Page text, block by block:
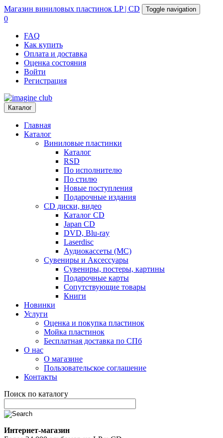
Магазин виниловых пластинок LP | CD Toggle navigation
0
FAQ
Как купить
Оплата и доставка
Оценка состояния
Войти
Регистрация
Каталог
Главная
Каталог
Виниловые пластинки
Каталог
RSD
По исполнителю
По стилю
Новые поступления
Подарочные издания
CD диски, видео
Каталог CD
Japan CD
DVD, Blu-ray
Laserdisc
Аудиокассеты (MC)
Сувениры и Аксессуары
Сувениры, постеры, картины
Подарочные карты
Сопутствующие товары
Книги
Новинки
Услуги
Оценка и покупка пластинок
Мойка пластинок
Бесплатная доставка по СПб
О нас
О магазине
Пользовательское соглашение
Контакты
Поиск по каталогу
Интернет-магазин